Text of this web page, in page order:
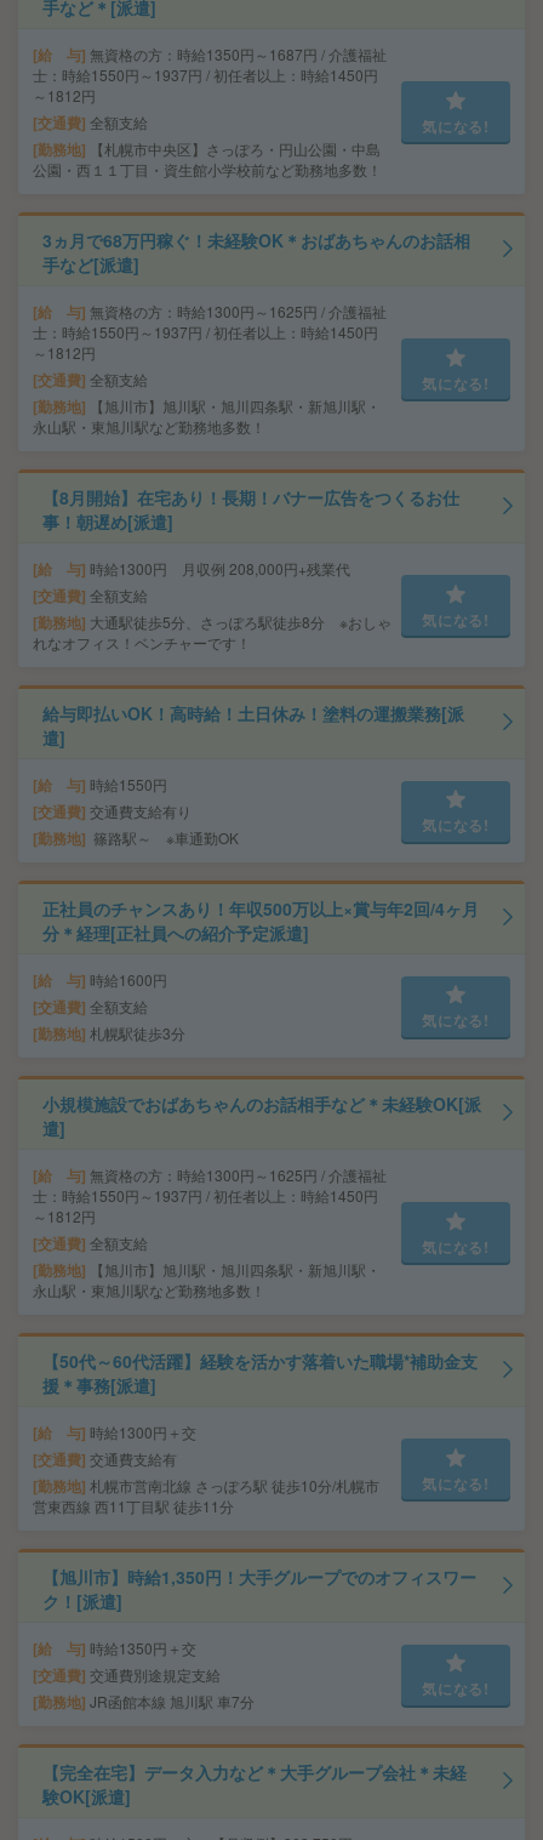
手など＊[派遣]
給 与 無資格の方：時給1350円～1687円 / 介護福祉
士：時給1550円～1937円 / 初任者以上：時給1450円
～1812円
交通費 全額支給
勤務地
【札幌市中央区】さっぽろ・円山公園・中島
公園・西１１丁目・資生館小学校前など勤務地多数！
気になる!
3ヵ月で68万円稼ぐ！未経験OK＊おばあちゃんのお話相
手など[派遣]
給 与 無資格の方：時給1300円～1625円 / 介護福祉
士：時給1550円～1937円 / 初任者以上：時給1450円
～1812円
交通費 全額支給
勤務地
【旭川市】旭川駅・旭川四条駅・新旭川駅・
永山駅・東旭川駅など勤務地多数！
気になる!
【8月開始】在宅あり！長期！バナー広告をつくるお仕
事！朝遅め[派遣]
給 与 時給1300円 月収例 208,000円+残業代
交通費 全額支給
勤務地 大通駅徒歩5分、さっぽろ駅徒歩8分 ※おしゃ
れなオフィス！ベンチャーです！
気になる!
給与即払いOK！高時給！土日休み！塗料の運搬業務[派
遣]
給 与 時給1550円
交通費 交通費支給有り
勤務地 篠路駅～ ※車通勤OK
気になる!
正社員のチャンスあり！年収500万以上×賞与年2回/4ヶ月
分＊経理[正社員への紹介予定派遣]
給 与 時給1600円
交通費 全額支給
勤務地 札幌駅徒歩3分
気になる!
小規模施設でおばあちゃんのお話相手など＊未経験OK[派
遣]
給 与 無資格の方：時給1300円～1625円 / 介護福祉
士：時給1550円～1937円 / 初任者以上：時給1450円
～1812円
交通費 全額支給
勤務地
【旭川市】旭川駅・旭川四条駅・新旭川駅・
永山駅・東旭川駅など勤務地多数！
気になる!
【50代～60代活躍】経験を活かす落着いた職場*補助金支
援＊事務[派遣]
給 与 時給1300円＋交
交通費 交通費支給有
勤務地 札幌市営南北線 さっぽろ駅 徒歩10分/札幌市
営東西線 西11丁目駅 徒歩11分
気になる!
【旭川市】時給1,350円！大手グループでのオフィスワー
ク！[派遣]
給 与 時給1350円＋交
交通費 交通費別途規定支給
勤務地 JR函館本線 旭川駅 車7分
気になる!
【完全在宅】データ入力など＊大手グループ会社＊未経
験OK[派遣]